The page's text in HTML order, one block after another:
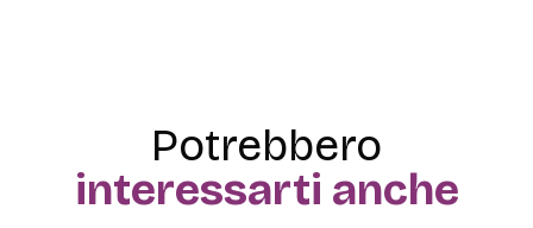
Potrebbero
interessarti anche